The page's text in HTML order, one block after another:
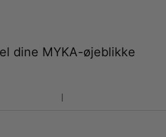
dine MYKA-øjeblikke